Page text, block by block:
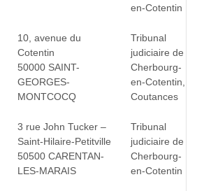
en-Cotentin
10, avenue du
Cotentin
50000 SAINT-
GEORGES-
MONTCOCQ
Tribunal
judiciaire de
Cherbourg-
en-Cotentin,
Coutances
3 rue John Tucker –
Saint-Hilaire-Petitville
50500 CARENTAN-
LES-MARAIS
Tribunal
judiciaire de
Cherbourg-
en-Cotentin